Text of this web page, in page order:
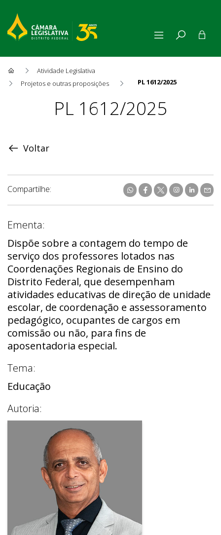
Atividade Legislativa
Projetos e outras proposições
PL 1612/2025
ProposiçãoPL 1612/2025
Voltar
Compartilhe:
Ementa:
Dispõe sobre a contagem do tempo de
serviço dos professores lotados nas
Coordenações Regionais de Ensino do
Distrito Federal, que desempenham
atividades educativas de direção de unidade
escolar, de coordenação e assessoramento
pedagógico, ocupantes de cargos em
comissão ou não, para fins de
aposentadoria especial.
Tema:
Educação
Autoria: